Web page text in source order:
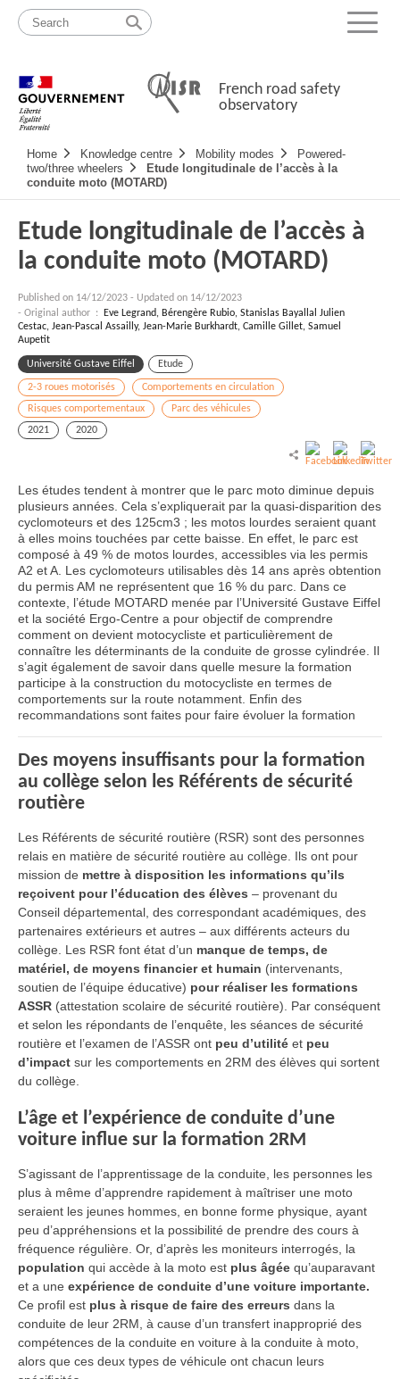
content
map
Menu
French road safety
observatory
Navigation
principale
Home Knowledge centre Mobility modes
Powered-
two/three wheelers
Etude longitudinale de l’accès à la
conduite moto (MOTARD)
Etude longitudinale de l’accès à
la conduite moto (MOTARD)
Published on 14/12/2023 - Updated on 14/12/2023
- Original author :
Eve Legrand, Bérengère Rubio, Stanislas Bayallal Julien
Cestac, Jean-Pascal Assailly, Jean-Marie Burkhardt, Camille Gillet, Samuel
Aupetit
Université Gustave Eiffel Etude
2-3 roues motorisés
Comportements en circulation
Risques comportementaux
Parc des véhicules
2021
2020
Les études tendent à montrer que le parc moto diminue depuis
plusieurs années. Cela s’expliquerait par la quasi-disparition des
cyclomoteurs et des 125cm3 ; les motos lourdes seraient quant
à elles moins touchées par cette baisse. En effet, le parc est
composé à 49 % de motos lourdes, accessibles via les permis
A2 et A. Les cyclomoteurs utilisables dès 14 ans après obtention
du permis AM ne représentent que 16 % du parc. Dans ce
contexte, l’étude MOTARD menée par l’Université Gustave Eiffel
et la société Ergo-Centre a pour objectif de comprendre
comment on devient motocycliste et particulièrement de
connaître les déterminants de la conduite de grosse cylindrée. Il
s’agit également de savoir dans quelle mesure la formation
participe à la construction du motocycliste en termes de
comportements sur la route notamment. Enfin des
recommandations sont faites pour faire évoluer la formation
Des moyens insuffisants pour la formation
au collège selon les Référents de sécurité
routière
Les Référents de sécurité routière (RSR) sont des personnes
relais en matière de sécurité routière au collège. Ils ont pour
mission de mettre à disposition les informations qu’ils
reçoivent pour l’éducation des élèves – provenant du
Conseil départemental, des correspondant académiques, des
partenaires extérieurs et autres – aux différents acteurs du
collège. Les RSR font état d’un manque de temps, de
matériel, de moyens financier et humain (intervenants,
soutien de l’équipe éducative) pour réaliser les formations
ASSR (attestation scolaire de sécurité routière). Par conséquent
et selon les répondants de l’enquête, les séances de sécurité
routière et l’examen de l’ASSR ont peu d’utilité et peu
d’impact sur les comportements en 2RM des élèves qui sortent
du collège.
L’âge et l’expérience de conduite d’une
voiture influe sur la formation 2RM
S’agissant de l’apprentissage de la conduite, les personnes les
plus à même d’apprendre rapidement à maîtriser une moto
seraient les jeunes hommes, en bonne forme physique, ayant
peu d’appréhensions et la possibilité de prendre des cours à
fréquence régulière. Or, d’après les moniteurs interrogés, la
population qui accède à la moto est plus âgée qu’auparavant
et a une expérience de conduite d’une voiture importante.
Ce profil est plus à risque de faire des erreurs dans la
conduite de leur 2RM, à cause d’un transfert inapproprié des
compétences de la conduite en voiture à la conduite à moto,
alors que ces deux types de véhicule ont chacun leurs